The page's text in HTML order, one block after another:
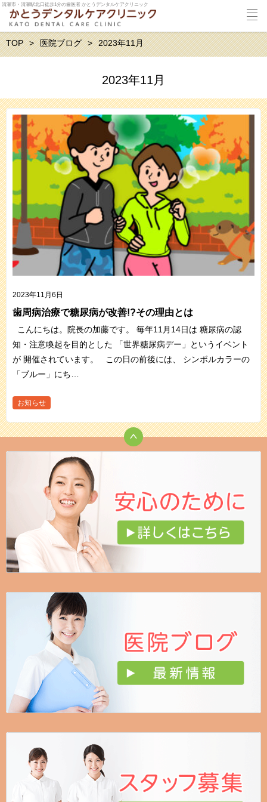
清瀬市・清瀬駅北口徒歩1分の歯医者 かとうデンタルケアクリニック
TOP 医院ブログ 2023年11月
2023年11月
2023年11月6日
歯周病治療で糖尿病が改善!?その理由とは
こんにちは。院長の加藤です。 毎年11月14日は 糖尿病の認
知・注意喚起を目的とした 「世界糖尿病デー」というイベント
が 開催されています。 この日の前後には、 シンボルカラーの
「ブルー」にち…
お知らせ